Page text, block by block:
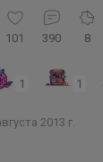
101 390 8
1 1
2013 г.